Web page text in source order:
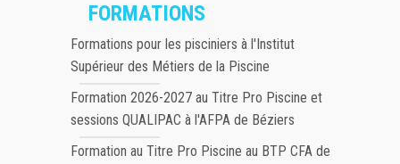
FORMATIONS
Formations pour les pisciniers à l'Institut
Supérieur des Métiers de la Piscine
Formation 2026-2027 au Titre Pro Piscine et
sessions QUALIPAC à l'AFPA de Béziers
Formation au Titre Pro Piscine au BTP CFA de